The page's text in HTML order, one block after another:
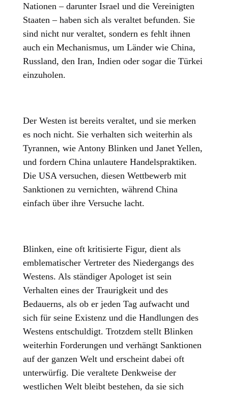
Nationen – darunter Israel und die Vereinigten
Staaten – haben sich als veraltet befunden. Sie
sind nicht nur veraltet, sondern es fehlt ihnen
auch ein Mechanismus, um Länder wie China,
Russland, den Iran, Indien oder sogar die Türkei
einzuholen.
Der Westen ist bereits veraltet, und sie merken
es noch nicht. Sie verhalten sich weiterhin als
Tyrannen, wie Antony Blinken und Janet Yellen,
und fordern China unlautere Handelspraktiken.
Die USA versuchen, diesen Wettbewerb mit
Sanktionen zu vernichten, während China
einfach über ihre Versuche lacht.
Blinken, eine oft kritisierte Figur, dient als
emblematischer Vertreter des Niedergangs des
Westens. Als ständiger Apologet ist sein
Verhalten eines der Traurigkeit und des
Bedauerns, als ob er jeden Tag aufwacht und
sich für seine Existenz und die Handlungen des
Westens entschuldigt. Trotzdem stellt Blinken
weiterhin Forderungen und verhängt Sanktionen
auf der ganzen Welt und erscheint dabei oft
unterwürfig. Die veraltete Denkweise der
westlichen Welt bleibt bestehen, da sie sich